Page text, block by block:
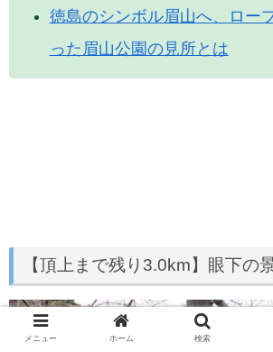
徳島のシンボル眉山へ、ロー
った眉山公園の見所とは
【頂上まで残り3.0km】眼下の
メニュー ホーム 検索